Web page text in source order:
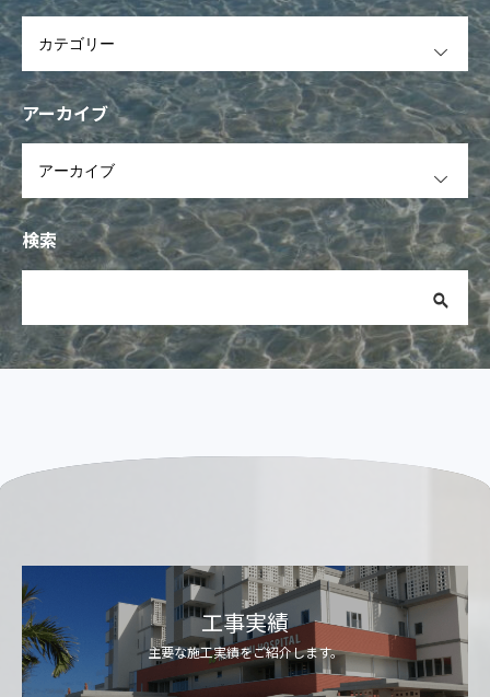
アーカイブ
検索
工事実績
主要な施工実績をご紹介します。